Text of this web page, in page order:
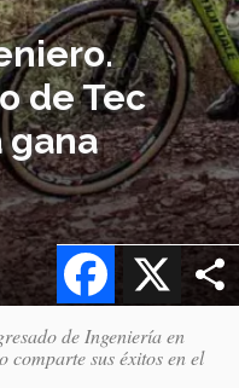
de Tec
gana
X
Facebook
de Ingeniería en
comparte sus éxitos en el